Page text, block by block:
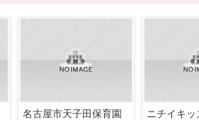
名古屋市天子田保育園